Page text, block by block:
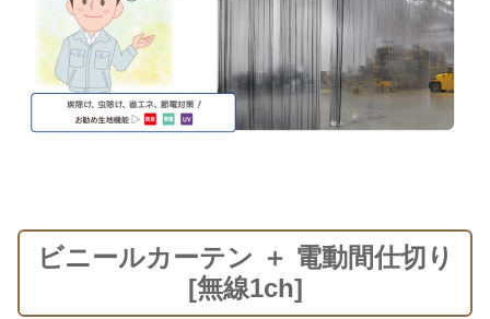
ビニールカーテン ＋ 電動間仕切り
[無線1ch]